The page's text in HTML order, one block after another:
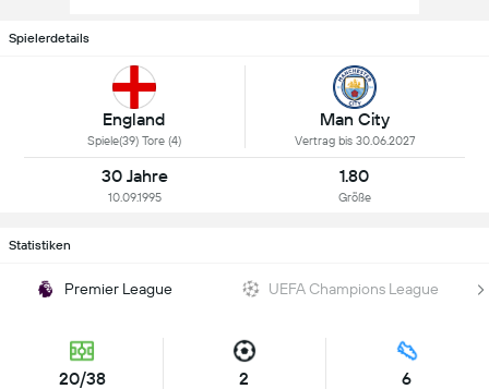
Spielerdetails
England
Spiele(39) Tore (4)
Man City
Vertrag bis 30.06.2027
30 Jahre
10.09.1995
1.80
Größe
Statistiken
Premier League UEFA Champions League
20/38 2 6